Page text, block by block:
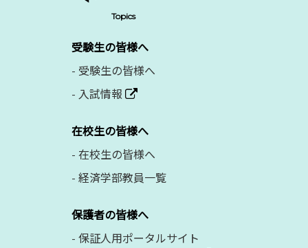
Topics
受験生の皆様へ
- 受験生の皆様へ
- 入試情報
在校生の皆様へ
- 在校生の皆様へ
- 経済学部教員一覧
保護者の皆様へ
- 保証人用ポータルサイト